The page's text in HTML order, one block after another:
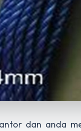
dan anda